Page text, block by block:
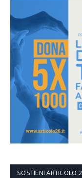
SOSTIENI ARTICOLO